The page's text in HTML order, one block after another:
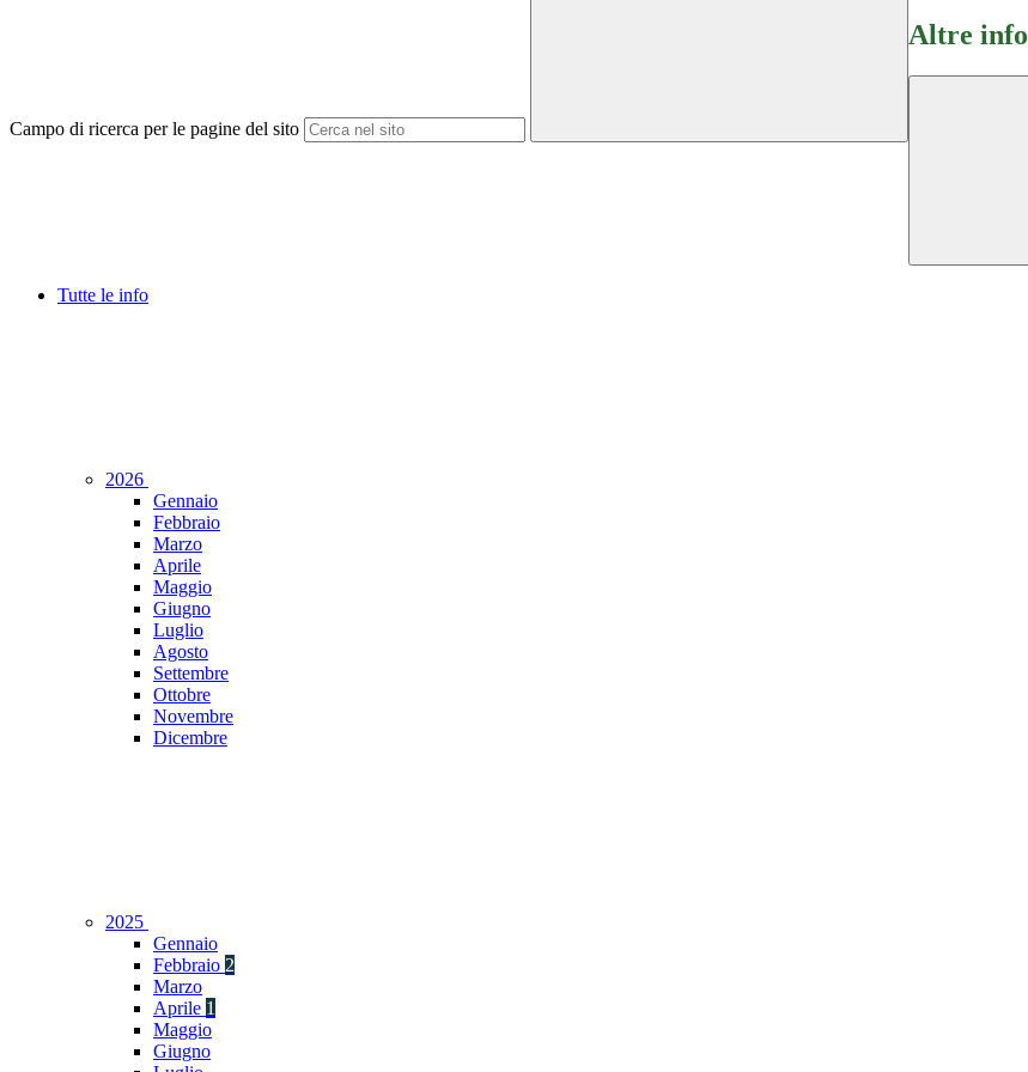
Campo di ricerca per le pagine del sito
Altre info
Tutte le info
2026
Gennaio
Febbraio
Marzo
Aprile
Maggio
Giugno
Luglio
Agosto
Settembre
Ottobre
Novembre
Dicembre
2025
Gennaio
Febbraio 2
Marzo
Aprile 1
Maggio
Giugno